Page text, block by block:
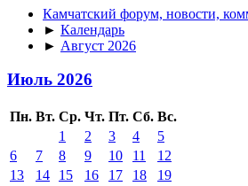
Камчатский форум, новости,
► Календарь
► Август 2026
Июль 2026
Пн. Вт. Ср. Чт. Пт. Сб. Вс.
1
2 3 4
5
6
7 8 9 10 11
12
13
14 15 16 17 18
19